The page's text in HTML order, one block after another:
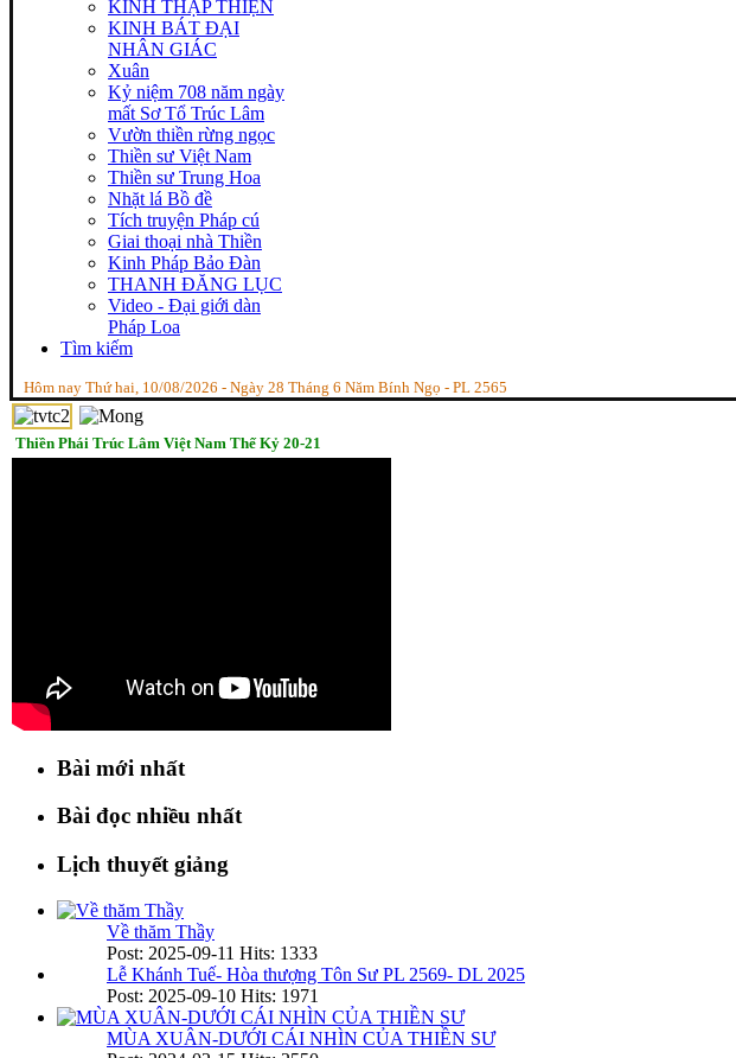
KINH THẬP THIỆN
KINH BÁT ĐẠI
NHÂN GIÁC
Xuân
Kỷ niệm 708 năm ngày
mất Sơ Tổ Trúc Lâm
Vườn thiền rừng ngọc
Thiền sư Việt Nam
Thiền sư Trung Hoa
Nhặt lá Bồ đề
Tích truyện Pháp cú
Giai thoại nhà Thiền
Kinh Pháp Bảo Đàn
THANH ĐĂNG LỤC
Video - Đại giới dàn
Pháp Loa
Tìm kiếm
Hôm nay Thứ hai, 10/08/2026 - Ngày 28 Tháng 6 Năm Bính Ngọ - PL 2565
Thiền Phái Trúc Lâm Việt Nam Thế Kỷ 20-21
Bài mới nhất
Bài đọc nhiều nhất
Lịch thuyết giảng
Về thăm Thầy
Post: 2025-09-11 Hits: 1333
Lễ Khánh Tuế- Hòa thượng Tôn Sư PL 2569- DL 2025
Post: 2025-09-10 Hits: 1971
MÙA XUÂN-DƯỚI CÁI NHÌN CỦA THIỀN SƯ